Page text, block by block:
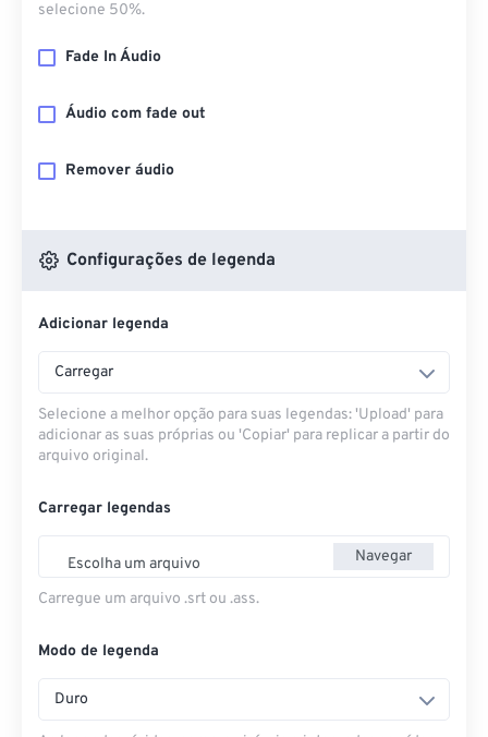
selecione 50%.
Fade In Áudio
Áudio com fade out
Remover áudio
Configurações de legenda
Adicionar legenda
Carregar
Selecione a melhor opção para suas legendas: 'Upload' para
adicionar as suas próprias ou 'Copiar' para replicar a partir do
arquivo original.
Carregar legendas
Escolha um arquivo Navegar
Carregue um arquivo .srt ou .ass.
Modo de legenda
Duro